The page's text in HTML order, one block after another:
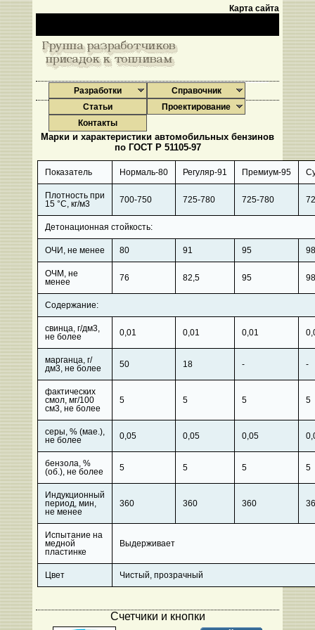
Карта сайта
Разработки
Справочник
Статьи
Проектирование
Контакты
Марки и характеристики автомобильных бензинов
по ГОСТ Р 51105-97
Показатель Нормаль-80 Регуляр-91 Премиум-95
Плотность при
15 °С, кг/м3
700-750 725-780 725-780
Детонационная стойкость:
ОЧИ, не менее 80 91 95
ОЧМ, не
менее
76 82,5 95
Содержание:
свинца, г/дм3,
не более
0,01 0,01 0,01
марганца, г/
дм3, не более
50 18 - -
фактических
смол, мг/100
см3, не более
5 5 5 5
серы, % (мае.),
не более
0,05 0,05 0,05
бензола, %
(об.), не более
5 5 5 5
Индукционный
период, мин,
не менее
360 360 360
Испытание на
медной
пластинке
Выдерживает
Цвет Чистый, прозрачный
Счетчики и кнопки